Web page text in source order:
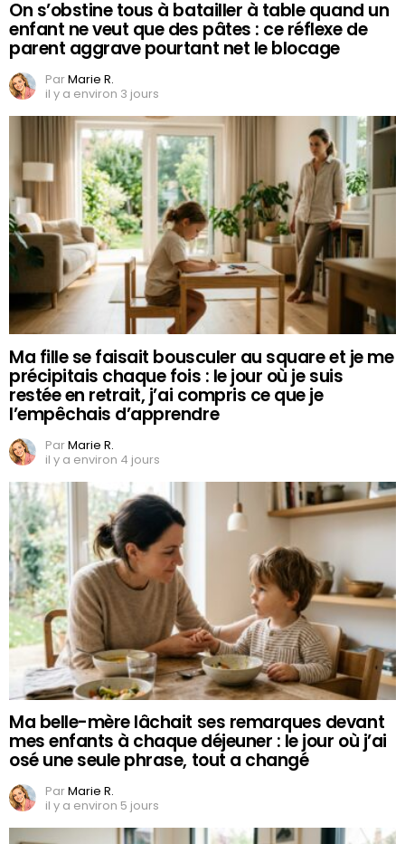
On s’obstine tous à batailler à table quand un
enfant ne veut que des pâtes : ce réflexe de
parent aggrave pourtant net le blocage
ParMarie R.
il y a environ 3 jours
Ma fille se faisait bousculer au square et je me
précipitais chaque fois : le jour où je suis
restée en retrait, j’ai compris ce que je
l’empêchais d’apprendre
ParMarie R.
il y a environ 4 jours
Ma belle-mère lâchait ses remarques devant
mes enfants à chaque déjeuner : le jour où j’ai
osé une seule phrase, tout a changé
ParMarie R.
il y a environ 5 jours